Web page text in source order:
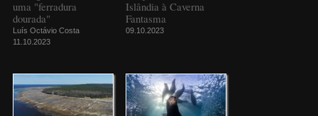
uma "ferradura
dourada"
Luís Octávio Costa
11.10.2023
Islândia à Caverna
Fantasma
09.10.2023